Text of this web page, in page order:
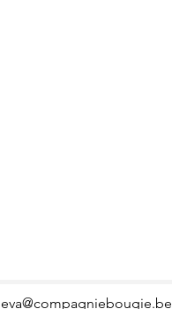
eva@compagniebougie.be